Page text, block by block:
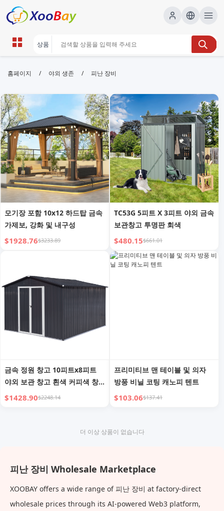
피난 장비 | XOOBAY B2B/B2C
피난,대피, wholesale 피난 장비, XOOBAY
피난장비간단가이드안전
홈페이지 / 야외 생존 / 피난 장비
모기장 포함 10x12 하드탑 금속
가제보, 강화 및 내구성
$1928.76$3233.89
TC53G 5피트 X 3피트 야외 금속
보관창고 투명판 회색
$480.15$661.01
금속 정원 창고 10피트x8피트
야외 보관 창고 흰색 커피색 창
문 포함
$1428.90$2248.14
프리미티브 맨 테이블 및 의자
방풍 비닐 코팅 캐노피 텐트
$103.06$137.41
더 이상 상품이 없습니다
피난 장비 Wholesale Marketplace
XOOBAY offers a wide range of 피난 장비 at factory-direct
wholesale prices through its AI-powered Web3 platform,